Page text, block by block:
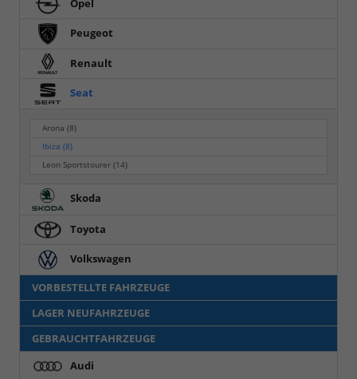
Opel
Peugeot
Renault
Seat
Arona(8)
Ibiza(8)
Leon Sportstourer(14)
Skoda
Toyota
Volkswagen
VORBESTELLTE FAHRZEUGE
LAGER NEUFAHRZEUGE
GEBRAUCHTFAHRZEUGE
Audi